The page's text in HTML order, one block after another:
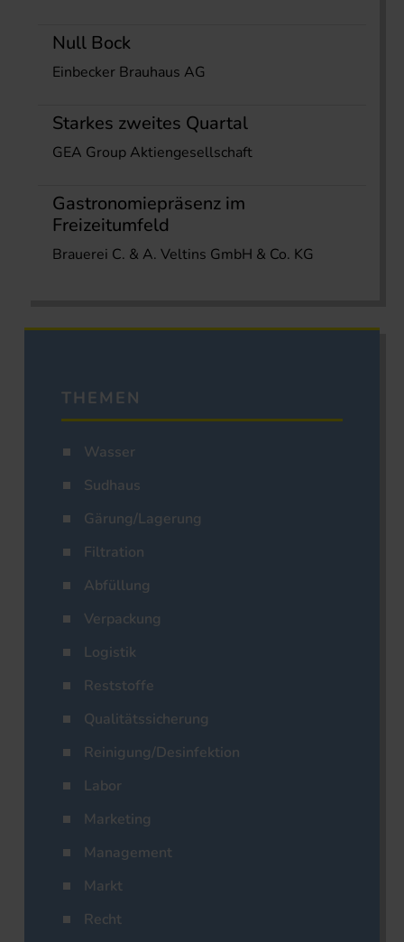
Null Bock
Einbecker Brauhaus AG
Starkes zweites Quartal
GEA Group Aktiengesellschaft
Gastronomiepräsenz im
Freizeitumfeld
Brauerei C. & A. Veltins GmbH & Co. KG
THEMEN
Wasser
Sudhaus
Gärung/Lagerung
Filtration
Abfüllung
Verpackung
Logistik
Reststoffe
Qualitätssicherung
Reinigung/Desinfektion
Labor
Marketing
Management
Markt
Recht